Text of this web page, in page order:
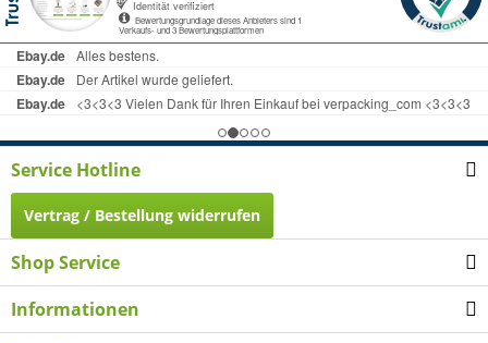
Service Hotline
Vertrag / Bestellung widerrufen
Shop Service
Informationen